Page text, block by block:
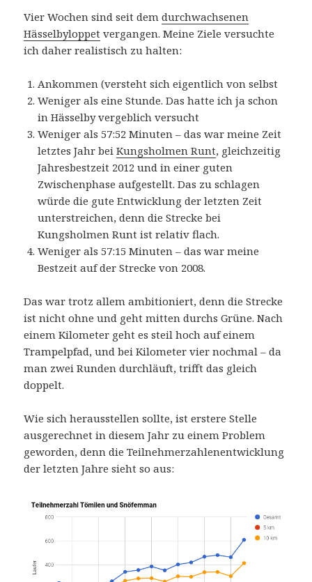
Vier Wochen sind seit demdurchwachsenen
Hässelbyloppet vergangen. Meine Ziele versuchte
ich daher realistisch zu halten:
Ankommen (versteht sich eigentlich von selbst
Weniger als eine Stunde. Das hatte ich ja schon
in Hässelby vergeblich versucht
Weniger als 57:52 Minuten – das war meine Zeit
letztes Jahr beiKungsholmen Runt, gleichzeitig
Jahresbestzeit 2012 und in einer guten
Zwischenphase aufgestellt. Das zu schlagen
würde die gute Entwicklung der letzten Zeit
unterstreichen, denn die Strecke bei
Kungsholmen Runt ist relativ flach.
Weniger als 57:15 Minuten – das war meine
Bestzeit auf der Strecke von 2008.
Das war trotz allem ambitioniert, denn die Strecke
ist nicht ohne und geht mitten durchs Grüne. Nach
einem Kilometer geht es steil hoch auf einem
Trampelpfad, und bei Kilometer vier nochmal – da
man zwei Runden durchläuft, trifft das gleich
doppelt.
Wie sich herausstellen sollte, ist erstere Stelle
ausgerechnet in diesem Jahr zu einem Problem
geworden, denn die Teilnehmerzahlenentwicklung
der letzten Jahre sieht so aus: